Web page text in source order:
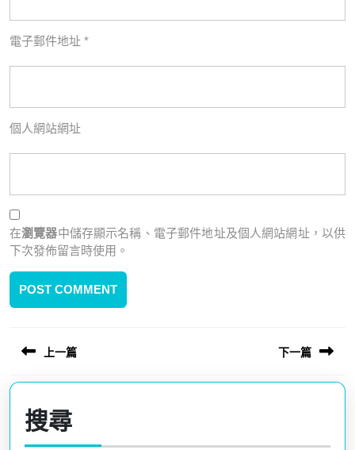
電子郵件地址 *
個人網站網址
在瀏覽器中儲存顯示名稱、電子郵件地址及個人網站網址，以供
下次發佈留言時使用。
導
覽
上一篇
Previous
post:
下一篇
搜尋